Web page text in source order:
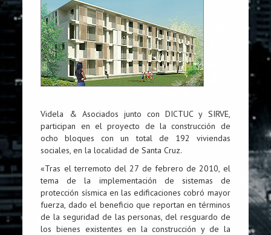
Videla & Asociados junto con DICTUC y SIRVE,
participan en el proyecto de la construcción de
ocho bloques con un total de 192 viviendas
sociales, en la localidad de Santa Cruz.
«Tras el terremoto del 27 de febrero de 2010, el
tema de la implementación de sistemas de
protección sísmica en las edificaciones cobró mayor
fuerza, dado el beneficio que reportan en términos
de la seguridad de las personas, del resguardo de
los bienes existentes en la construcción y de la